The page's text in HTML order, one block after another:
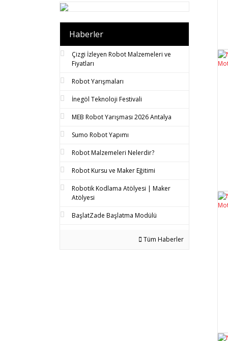
Haberler
Çizgi İzleyen Robot Malzemeleri ve
Fiyatları
Robot Yarışmaları
İnegöl Teknoloji Festivali
MEB Robot Yarışması 2026 Antalya
Sumo Robot Yapımı
Robot Malzemeleri Nelerdir?
Robot Kursu ve Maker Eğitimi
Robotik Kodlama Atölyesi | Maker
Atölyesi
BaşlatZade Başlatma Modülü
Tüm Haberler